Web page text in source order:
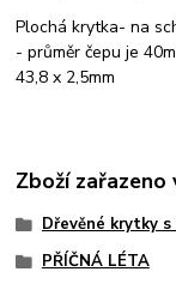
Plochá krytka- na
- průměr čepu je
43,8 x 2,5mm
Zboží
Dřevěné krytky
PŘÍČNÁ LÉTA